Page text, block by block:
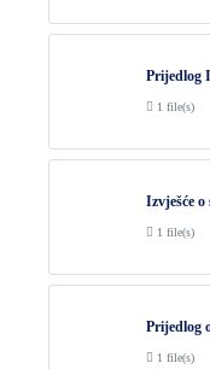
Prijedlog
1 file(s)
Izvješće
1 file(s)
Prijedlog
1 file(s)